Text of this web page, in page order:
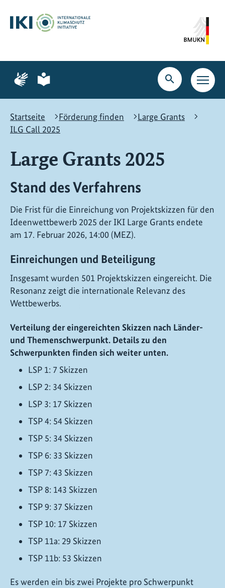
Hauptinhalt
springen
Suche
springen
Hauptnavigation
springen
Zur
Seite
Gebärdensprache
Zur
Seite
leichte
Suche
öffnen
Startseite
Förderung finden
Large Grants
ILG Call 2025
Large Grants 2025
Stand des Verfahrens
Die Frist für die Einreichung von Projektskizzen für den
Ideenwettbewerb 2025 der IKI Large Grants endete
am 17. Februar 2026, 14:00 (MEZ).
Einreichungen und Beteiligung
Insgesamt wurden 501 Projektskizzen eingereicht. Die
Resonanz zeigt die internationale Relevanz des
Wettbewerbs.
Verteilung der eingereichten Skizzen nach Länder-
und Themenschwerpunkt. Details zu den
Schwerpunkten finden sich weiter unten.
LSP 1: 7 Skizzen
LSP 2: 34 Skizzen
LSP 3: 17 Skizzen
TSP 4: 54 Skizzen
TSP 5: 34 Skizzen
TSP 6: 33 Skizzen
TSP 7: 43 Skizzen
TSP 8: 143 Skizzen
TSP 9: 37 Skizzen
TSP 10: 17 Skizzen
TSP 11a: 29 Skizzen
TSP 11b: 53 Skizzen
Es werden ein bis zwei Projekte pro Schwerpunkt